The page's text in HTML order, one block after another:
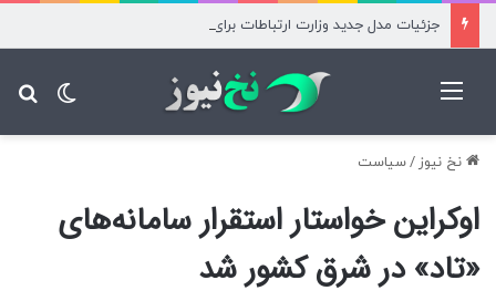
نخ نیوز /سیاست
اوکراین خواستار استقرار سامانه‌های
«تاد» در شرق کشور شد